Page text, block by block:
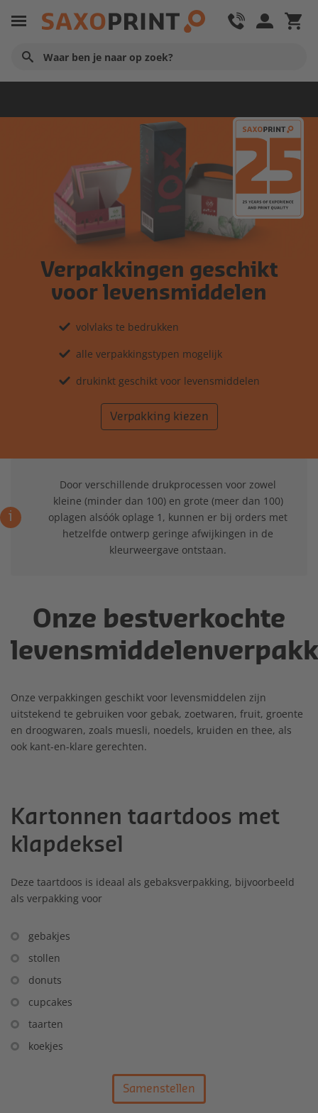
Verpakkingen geschikt
voor levensmiddelen
volvlaks te bedrukken
alle verpakkingstypen mogelijk
drukinkt geschikt voor levensmiddelen
Verpakking kiezen
i
Door verschillende drukprocessen voor zowel
kleine (minder dan 100) en grote (meer dan 100)
oplagen alsóók oplage 1, kunnen er bij orders met
hetzelfde ontwerp geringe afwijkingen in de
kleurweergave ontstaan.
Onze bestverkochte
Onze verpakkingen geschikt voor levensmiddelen zijn
uitstekend te gebruiken voor gebak, zoetwaren, fruit, groente
en droogwaren, zoals muesli, noedels, kruiden en thee, als
ook kant-en-klare gerechten.
Kartonnen taartdoos met
klapdeksel
Deze taartdoos is ideaal als gebaksverpakking, bijvoorbeeld
als verpakking voor
gebakjes
stollen
donuts
cupcakes
taarten
koekjes
Samenstellen